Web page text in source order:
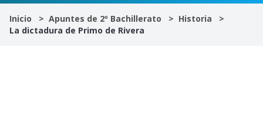
E.S.O
Inicio Apuntes de 2º Bachillerato
Historia
La dictadura de Primo de Rivera